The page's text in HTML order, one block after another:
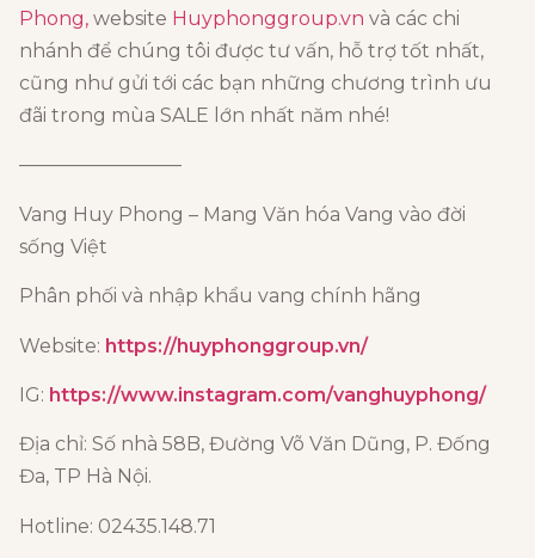
Phong, website Huyphonggroup.vn và các chi
nhánh để chúng tôi được tư vấn, hỗ trợ tốt nhất,
cũng như gửi tới các bạn những chương trình ưu
đãi trong mùa SALE lớn nhất năm nhé!
————————–
Vang Huy Phong – Mang Văn hóa Vang vào đời
sống Việt
Phân phối và nhập khẩu vang chính hãng
Website: https://huyphonggroup.vn/
IG: https://www.instagram.com/vanghuyphong/
Địa chỉ: Số nhà 58B, Đường Võ Văn Dũng, P. Đống
Đa, TP Hà Nội.
Hotline: 02435.148.71